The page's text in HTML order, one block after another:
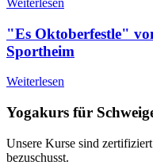
Weiterlesen
"Es Oktoberfestle"
Sportheim
Weiterlesen
Yogakurs für
Unsere Kurse sind
bezuschusst.